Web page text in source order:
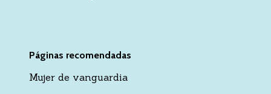
Páginas recomendadas
Mujer de vanguardia